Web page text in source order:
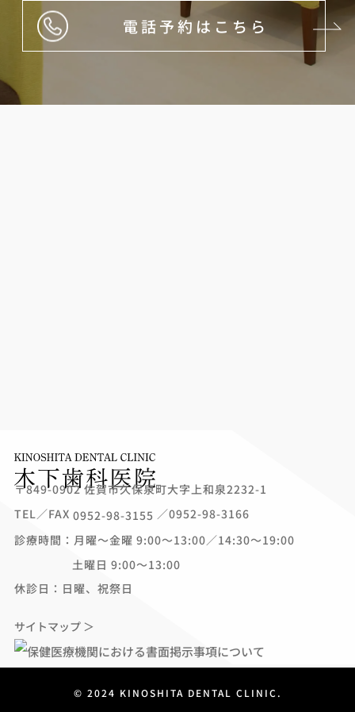
電話予約はこちら
〒849-0902 佐賀市久保泉町大字上和泉2232-1
TEL／FAX 0952-98-3155 ／0952-98-3166
診療時間：月曜～金曜 9:00～13:00／14:30～19:00
土曜日 9:00～13:00
休診日：日曜、祝祭日
サイトマップ ＞
©︎ 2024 KINOSHITA DENTAL CLINIC.